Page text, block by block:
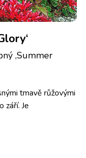
‚Summer
tmavě růžovými
září. Je